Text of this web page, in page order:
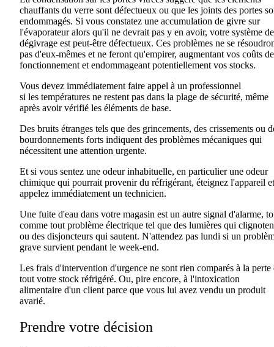
chauffants du verre sont défectueux ou que les joints des portes
endommagés. Si vous constatez une accumulation de givre sur
l'évaporateur alors qu'il ne devrait pas y en avoir, votre système de
dégivrage est peut-être défectueux. Ces problèmes ne se
pas d'eux-mêmes et ne feront qu'empirer, augmentant vos coûts de
fonctionnement et endommageant potentiellement vos stocks.
Vous devez immédiatement faire appel à un professionnel
si les températures ne restent pas dans la plage de sécurité, même
après avoir vérifié les éléments de base.
Des bruits étranges tels que des grincements, des crissements ou
bourdonnements forts indiquent des problèmes mécaniques qui
nécessitent une attention urgente.
Et si vous sentez une odeur inhabituelle, en particulier une odeur
chimique qui pourrait provenir du réfrigérant, éteignez l'appareil et
appelez immédiatement un technicien.
Une fuite d'eau dans votre magasin est un autre signal d'alarme,
comme tout problème électrique tel que des lumières qui
ou des disjoncteurs qui sautent. N'attendez pas lundi si un
grave survient pendant le week-end.
Les frais d'intervention d'urgence ne sont rien comparés à la perte
tout votre stock réfrigéré. Ou, pire encore, à l'intoxication
alimentaire d'un client parce que vous lui avez vendu un produit
avarié.
Prendre votre décision